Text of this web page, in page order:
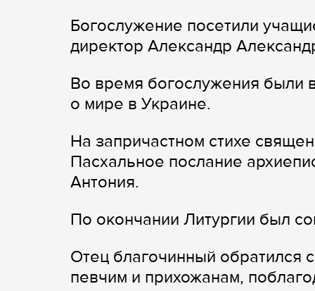
Богослужение посетили
директор Александр
Во время богослужения были
о мире в Украине.
На запричастном стихе
Пасхальное послание
Антония.
По окончании Литургии был
Отец благочинный обратился
певчим и прихожанам,